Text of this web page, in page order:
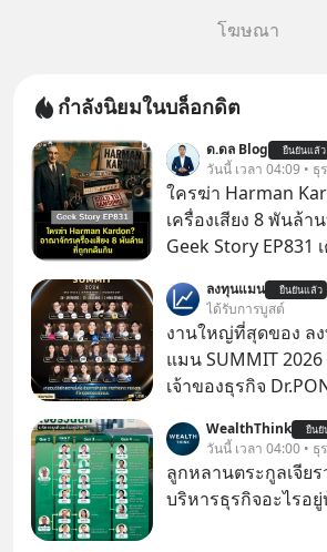
โฆษณา
กำลังนิยมในบล็อกดิต
ด.ดล Blog ยืนยันแล้ว
วันนี้ เวลา 04:09 • ธุ
ใครฆ่า Harman
เครื่องเสียง 8 พันล้
Geek Story EP831
กล่องมือถือ? หรือลำโ
เกลื่อนตามห้างทั่วไป? ทั้งที่จริง ๆ
ชื่อเหล่านี้คือ “ตำนา
เล่นเครื่องเสียงยุคก่
แสนเพื่อครอบครอง
แมสนี้ มีโศกนาฏกรร
ซ่อนอยู่ อาณาจักรเครื่องเสียงที่ยิ่งใหญ่
ที่สุดบนโลก ถูกกว้าน
พันล้านดอลลาร์โดย
ลงทุนแมน ยืนยันแล้ว
ได้รับการบูสต์
งานใหญ่ที่สุดของ ล
แมน SUMMIT
เจ้าของธุรกิจ
Fastwork, MizuMi,
มาแชร์ความรู้การสร้
WealthThink ยืนยั
วันนี้ เวลา 04:00 • ธุ
ลูกหลานตระกูลเจีย
บริหารธุรกิจอะไรอยู่